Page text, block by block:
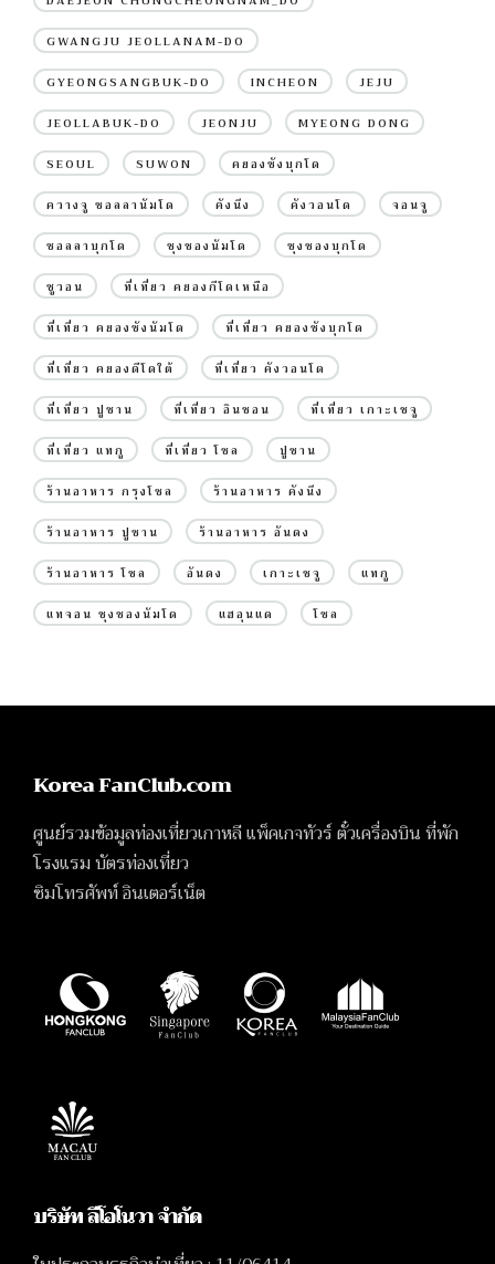
GWANGJU JEOLLANAM-DO
GYEONGSANGBUK-DO INCHEON JEJU
JEOLLABUK-DO JEONJU MYEONG DONG
SEOUL SUWON คยองซังบุกโด
ควางจู ชอลลานัมโด คังนึง คังวอนโด จอนจู
ชอลลาบุกโด ชุงชองนัมโด ชุงชองบุกโด
ซูวอน ที่เที่ยว คยองกีโดเหนือ
ที่เที่ยว คยองซังนัมโด ที่เที่ยว คยองซังบุกโด
ที่เที่ยว คยองดีโดใต้ ที่เที่ยว คังวอนโด
ที่เที่ยว ปูซาน ที่เที่ยว อินชอน ที่เที่ยว เกาะเชจู
ที่เที่ยว แทกู ที่เที่ยว โซล ปูซาน
ร้านอาหาร กรุงโซล ร้านอาหาร คังนึง
ร้านอาหาร ปูซาน ร้านอาหาร อันดง
ร้านอาหาร โซล อันดง เกาะเชจู แทกู
แทจอน ชุงชองนัมโด แฮอุนแด โซล
Korea FanClub.com
ศูนย์รวมข้อมูลท่องเที่ยวเกาหลี แพ็คเกจทัวร์ ตั๋วเครื่องบิน ที่พัก
โรงแรม บัตรท่องเที่ยว
ซิมโทรศัพท์ อินเตอร์เน็ต
บริษัท ลีโอโนวา จำกัด